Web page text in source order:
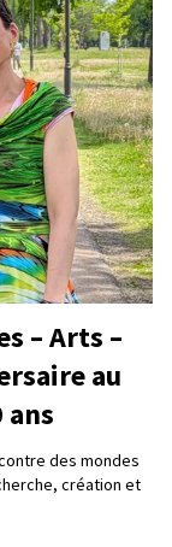
– Arts –
au
ans
des mondes
création et